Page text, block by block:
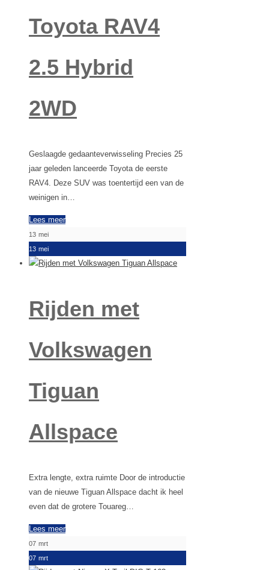
Toyota RAV4
2.5 Hybrid
2WD
Geslaagde gedaanteverwisseling Precies 25
jaar geleden lanceerde Toyota de eerste
RAV4. Deze SUV was toentertijd een van de
weinigen in…
Lees meer
13 mei
13 mei
Rijden met
Volkswagen
Tiguan
Allspace
Extra lengte, extra ruimte Door de introductie
van de nieuwe Tiguan Allspace dacht ik heel
even dat de grotere Touareg…
Lees meer
07 mrt
07 mrt